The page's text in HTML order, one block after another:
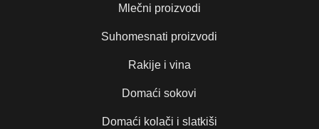
Mlečni proizvodi
Suhomesnati proizvodi
Rakije i vina
Domaći sokovi
Domaći kolači i slatkiši